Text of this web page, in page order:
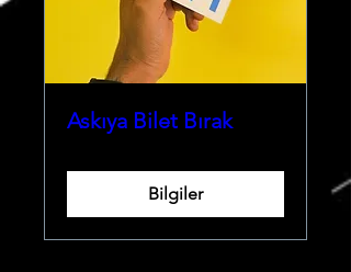
Askıya Bilet Bırak
Bilgiler